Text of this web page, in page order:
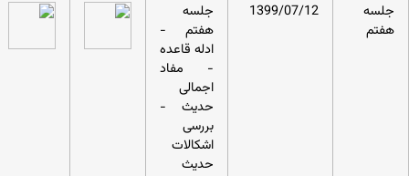
جلسه
هفتم
1399/07/12
جلسه
هفتم -
ادله قاعده
- مفاد
اجمالی
حدیث -
بررسی
اشکالات
حدیث